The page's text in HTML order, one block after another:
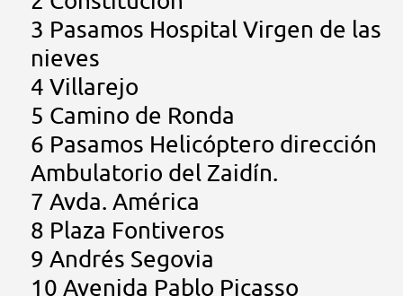
3 Pasamos Hospital Virgen de las
nieves
4 Villarejo
5 Camino de Ronda
6 Pasamos Helicóptero dirección
Ambulatorio del Zaidín.
7 Avda. América
8 Plaza Fontiveros
9 Andrés Segovia
10 Avenida Pablo Picasso